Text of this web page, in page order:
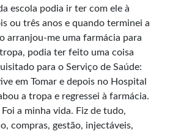
escola podia ir ter com ele à
ou três anos e quando terminei a
arranjou-me uma farmácia para
podia ter feito uma coisa
para o Serviço de Saúde:
em Tomar e depois no Hospital
a tropa e regressei à farmácia.
a minha vida. Fiz de tudo,
compras, gestão, injectáveis,